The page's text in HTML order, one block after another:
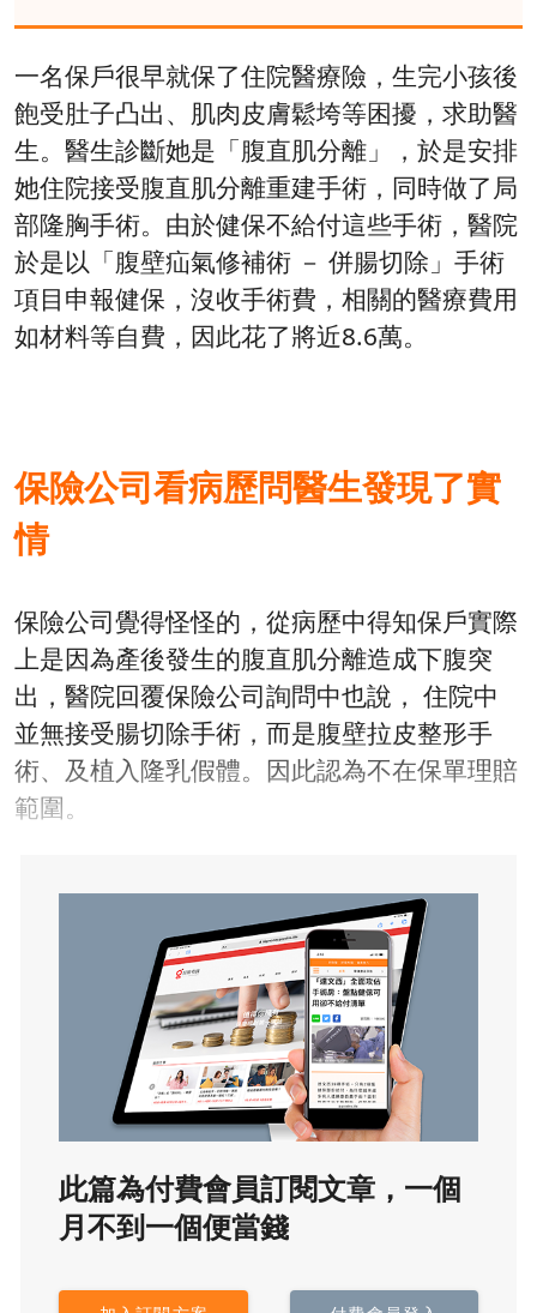
一名保戶很早就保了住院醫療險，生完小孩後
飽受肚子凸出、肌肉皮膚鬆垮等困擾，求助醫
生。醫生診斷她是「腹直肌分離」，於是安排
她住院接受腹直肌分離重建手術，同時做了局
部隆胸手術。由於健保不給付這些手術，醫院
於是以「腹壁疝氣修補術 － 併腸切除」手術
項目申報健保，沒收手術費，相關的醫療費用
如材料等自費，因此花了將近8.6萬。
保險公司看病歷問醫生發現了實
情
保險公司覺得怪怪的，從病歷中得知保戶實際
上是因為產後發生的腹直肌分離造成下腹突
出，醫院回覆保險公司詢問中也說， 住院中
並無接受腸切除手術，而是腹壁拉皮整形手
術、及植入隆乳假體。因此認為不在保單理賠
範圍。
此篇為付費會員訂閱文章，一個
月不到一個便當錢